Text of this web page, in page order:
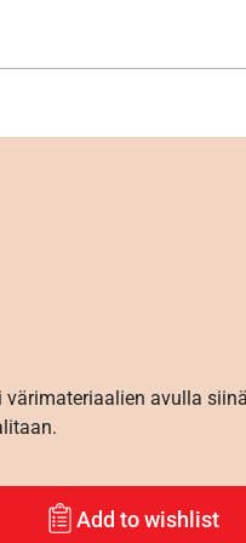
avulla
Add to wishlist